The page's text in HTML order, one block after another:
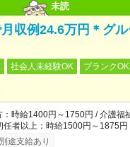
未読
収例24.6万円＊グ
社会人未経験OK
ブランクOK
：時給1400円～1750円 / 介護福
任者以上：時給1500円～1875円
途支給あり